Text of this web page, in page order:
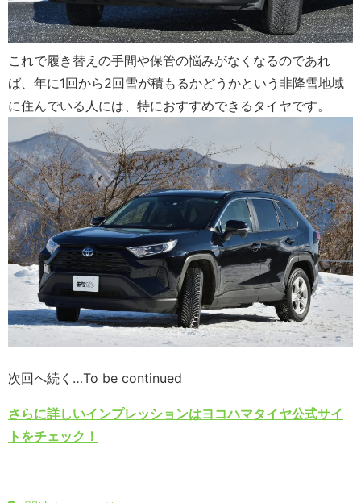
これで履き替えの手間や保管の悩みがなくなるのであれ
ば、年に1回から2回雪が積もるかどうかという非降雪地域
に住んでいる人には、特におすすめできるタイヤです。
次回へ続く…To be continued
さらに詳しいインプレッションはヨコハマタイヤ公式サイ
トをチェック！